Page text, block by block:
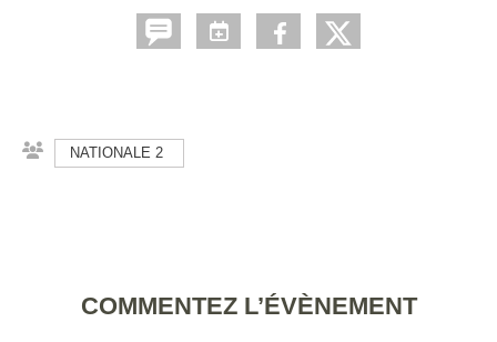
NATIONALE 2
COMMENTEZ L’ÉVÈNEMENT